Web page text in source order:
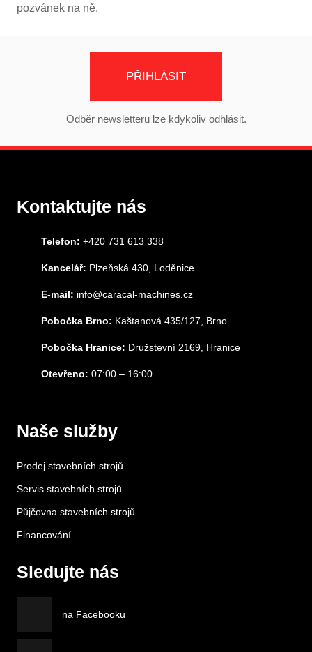
pozvánek na ně.
PŘIHLÁSIT
Odběr newsletteru lze kdykoliv odhlásit.
Kontaktujte nás
Telefon: +420 731 613 338
Kancelář: Plzeňská 430, Loděnice
E-mail: info@caracal-machines.cz
Pobočka Brno: Kaštanová 435/127, Brno
Pobočka Hranice: Družstevní 2169, Hranice
Otevřeno: 07:00 – 16:00
Naše služby
Prodej stavebních strojů
Servis stavebních strojů
Půjčovna stavebních strojů
Financování
Sledujte nás
na Facebooku